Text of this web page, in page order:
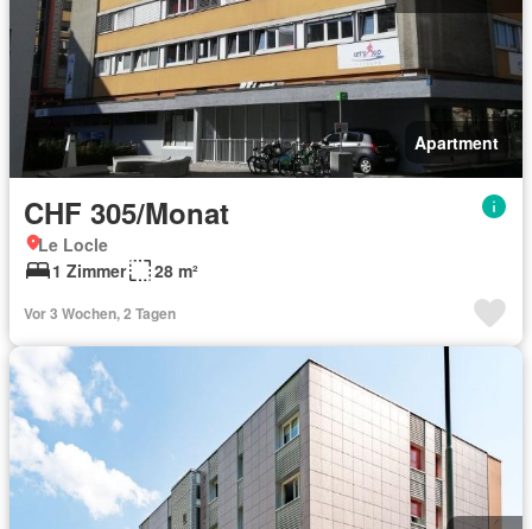
Apartment
CHF 305/Monat
Le Locle
1 Zimmer
28 m²
Vor 3 Wochen, 2 Tagen